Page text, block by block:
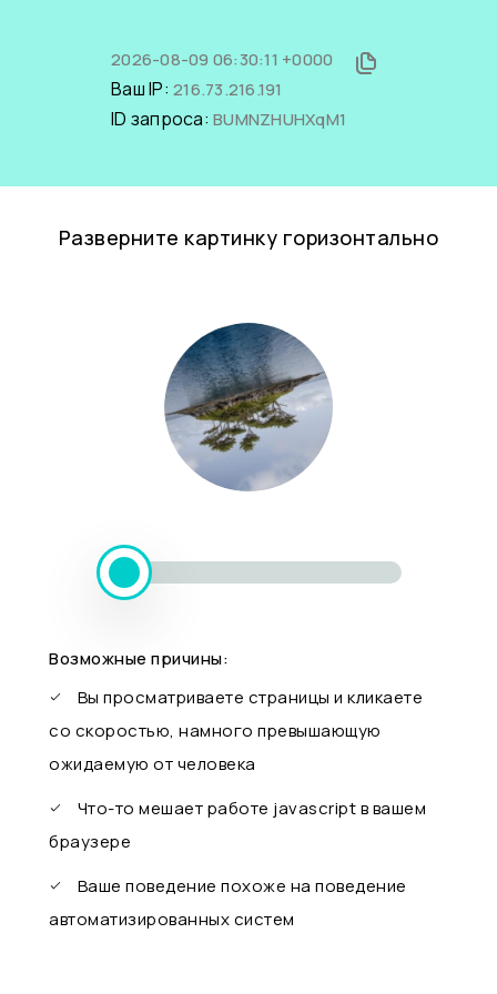
2026-08-09 06:30:11 +0000
Ваш IP: 216.73.216.191
ID запроса: BUMNZHUHXqM1
Разверните картинку горизонтально
Возможные причины:
Вы просматриваете страницы и кликаете
со скоростью, намного превышающую
ожидаемую от человека
Что-то мешает работе javascript в вашем
браузере
Ваше поведение похоже на поведение
автоматизированных систем